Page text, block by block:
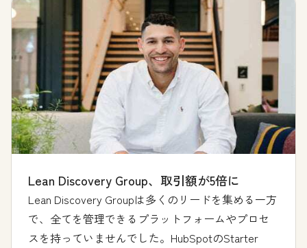
Lean Discovery Group、取引額が5倍に
Lean Discovery Groupは多くのリードを集める一方
で、全てを管理できるプラットフォームやプロセ
スを持っていませんでした。HubSpotのStarter